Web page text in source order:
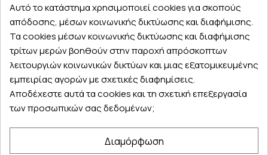
Εξυπηρέτηση πελατών
Λογαριασμός
Τα αγαπημένα μου
Τρόποι παραγγελίας
Τρόποι πληρωμής
Έξοδα αποστολής
Επιστροφές προϊοντων
Αυτό το κατάστημα χρησιμοποιεί cookies για σκοπούς
απόδοσης, μέσων κοινωνικής δικτύωσης και διαφήμισης.
Τα cookies μέσων κοινωνικής δικτύωσης και διαφήμισης
τρίτων μερών βοηθούν στην παροχή απρόσκοπτων
λειτουργιών κοινωνικών δικτύων και μιας εξατομικευμένης
εμπειρίας αγορών με σχετικές διαφημίσεις.
Αποδέχεστε αυτά τα cookies και τη σχετική επεξεργασία
των προσωπικών σας δεδομένων;
Διαμόρφωση